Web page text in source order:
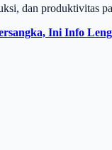
dan produktivitas
Ini Info